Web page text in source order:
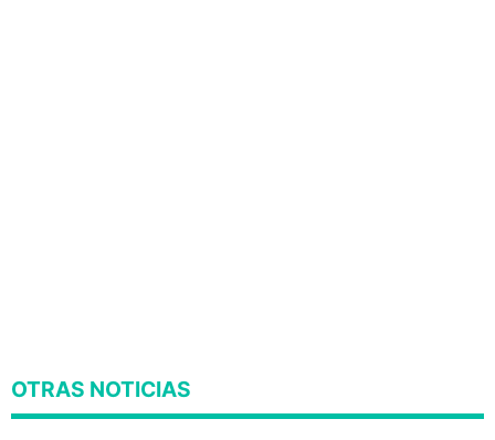
OTRAS NOTICIAS